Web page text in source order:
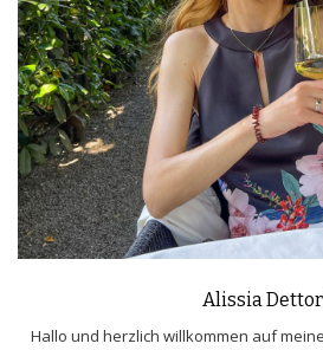
Alissia
Hallo und herzlich willkommen auf